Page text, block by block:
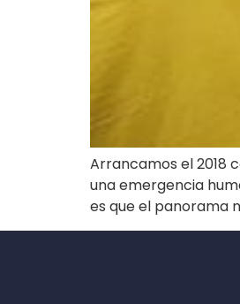
Arrancamos el 2018
una emergencia
es que el panorama